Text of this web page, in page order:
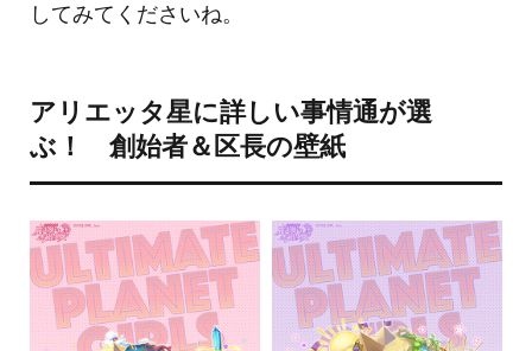
してみてくださいね。
アリエッタ星に詳しい事情通が選
ぶ！ 創始者＆区長の壁紙